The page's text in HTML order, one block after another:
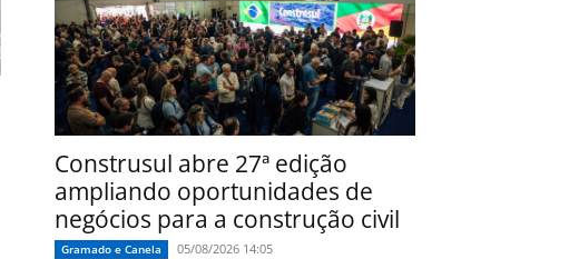
Construsul abre 27ª edição
ampliando oportunidades de
negócios para a construção civil
Gramado e Canela 05/08/2026 14:05